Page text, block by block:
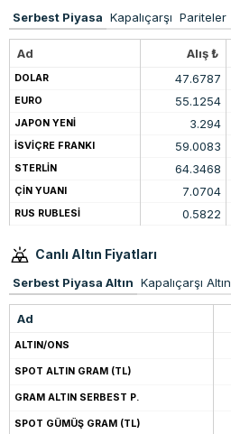
Serbest Piyasa Kapalıçarşı Pariteler
Ad Alış ₺
DOLAR 47.6787
EURO 55.1254
JAPON YENİ 3.294
İSVİÇRE FRANKI 59.0083
STERLİN 64.3468
ÇİN YUANI 7.0704
RUS RUBLESİ 0.5822
Canlı Altın Fiyatları
Serbest Piyasa Altın Kapalıçarşı Altın
Ad
ALTIN/ONS
SPOT ALTIN GRAM (TL)
GRAM ALTIN SERBEST P.
SPOT GÜMÜŞ GRAM (TL)